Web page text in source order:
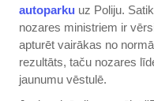
autoparku uz Poliju.
nozares ministriem ir
apturēt vairākas no
rezultāts, taču nozares
jaunumu vēstulē.